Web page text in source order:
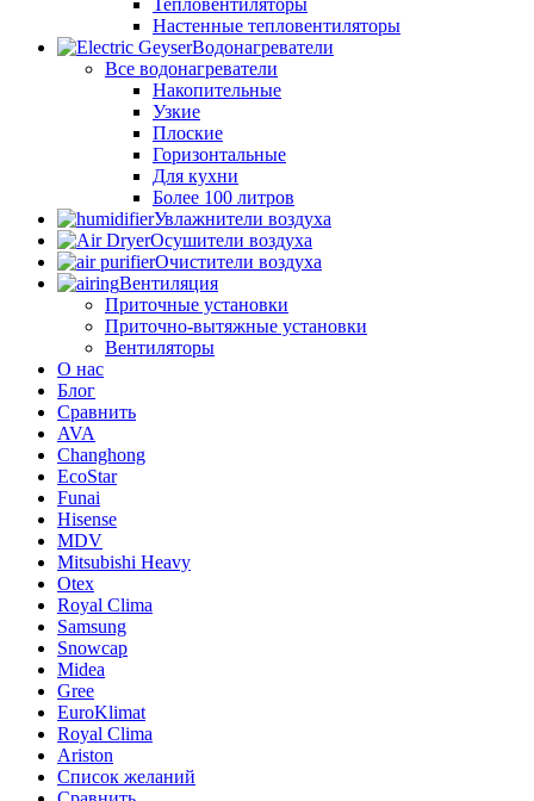
Тепловентиляторы
Настенные тепловентиляторы
Водонагреватели
Все водонагреватели
Накопительные
Узкие
Плоские
Горизонтальные
Для кухни
Более 100 литров
Увлажнители воздуха
Осушители воздуха
Очистители воздуха
Вентиляция
Приточные установки
Приточно-вытяжные установки
Вентиляторы
О нас
Блог
Сравнить
AVA
Changhong
EcoStar
Funai
Hisense
MDV
Mitsubishi Heavy
Otex
Royal Clima
Samsung
Snowcap
Midea
Gree
EuroKlimat
Royal Clima
Ariston
Список желаний